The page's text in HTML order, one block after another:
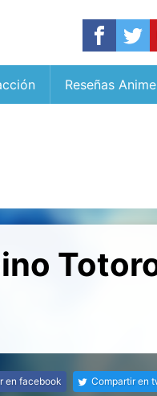
Reseñas Anime
en facebook Compartir en